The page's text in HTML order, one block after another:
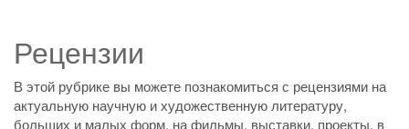
Рецензии
В этой рубрике вы можете познакомиться с рецензиями на
актуальную научную и художественную литературу,
больших и малых форм, на фильмы, выставки, проекты, в